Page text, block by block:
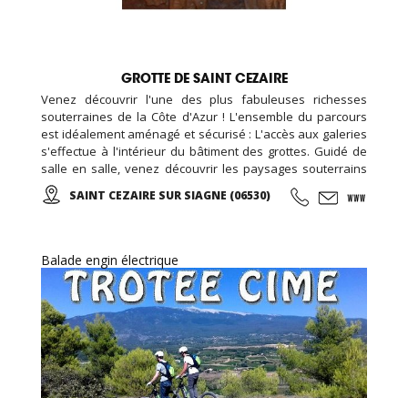
GROTTE DE SAINT CEZAIRE
Venez découvrir l'une des plus fabuleuses richesses
souterraines de la Côte d'Azur ! L'ensemble du parcours
est idéalement aménagé et sécurisé : L'accès aux galeries
s'effectue à l'intérieur du bâtiment des grottes. Guidé de
salle en salle, venez découvrir les paysages souterrains
spectaculaires d'un univers grandiose, parfaitement mis
en valeur par un éclairage approprié et discret...
SAINT CEZAIRE SUR SIAGNE (06530)
Balade engin électrique